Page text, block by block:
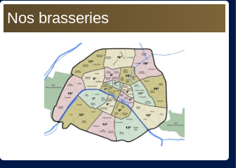
Nos brasseries